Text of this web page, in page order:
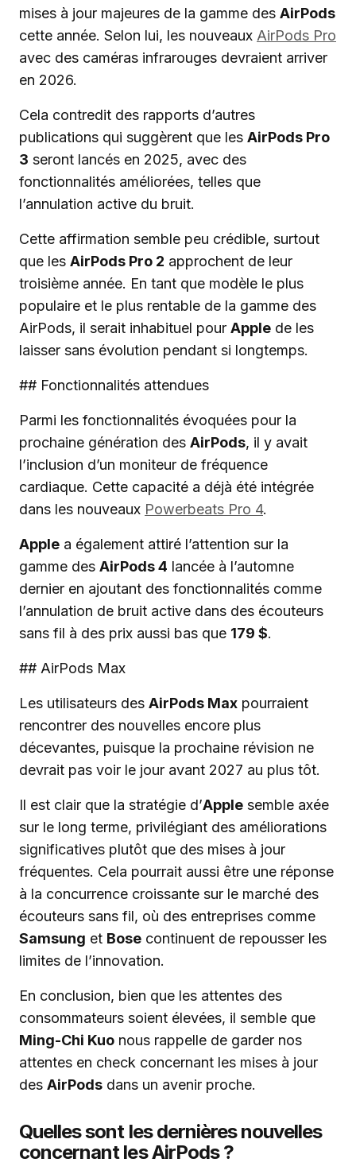
mises à jour majeures de la gamme des AirPods
cette année. Selon lui, les nouveaux AirPods Pro
avec des caméras infrarouges devraient arriver
en 2026.
Cela contredit des rapports d’autres
publications qui suggèrent que les AirPods Pro
3 seront lancés en 2025, avec des
fonctionnalités améliorées, telles que
l’annulation active du bruit.
Cette affirmation semble peu crédible, surtout
que les AirPods Pro 2 approchent de leur
troisième année. En tant que modèle le plus
populaire et le plus rentable de la gamme des
AirPods, il serait inhabituel pour Apple de les
laisser sans évolution pendant si longtemps.
## Fonctionnalités attendues
Parmi les fonctionnalités évoquées pour la
prochaine génération des AirPods, il y avait
l’inclusion d’un moniteur de fréquence
cardiaque. Cette capacité a déjà été intégrée
dans les nouveaux Powerbeats Pro 4.
Apple a également attiré l’attention sur la
gamme des AirPods 4 lancée à l’automne
dernier en ajoutant des fonctionnalités comme
l’annulation de bruit active dans des écouteurs
sans fil à des prix aussi bas que 179 $.
## AirPods Max
Les utilisateurs des AirPods Max pourraient
rencontrer des nouvelles encore plus
décevantes, puisque la prochaine révision ne
devrait pas voir le jour avant 2027 au plus tôt.
Il est clair que la stratégie d’Apple semble axée
sur le long terme, privilégiant des améliorations
significatives plutôt que des mises à jour
fréquentes. Cela pourrait aussi être une réponse
à la concurrence croissante sur le marché des
écouteurs sans fil, où des entreprises comme
Samsung et Bose continuent de repousser les
limites de l’innovation.
En conclusion, bien que les attentes des
consommateurs soient élevées, il semble que
Ming-Chi Kuo nous rappelle de garder nos
attentes en check concernant les mises à jour
des AirPods dans un avenir proche.
Quelles sont les dernières nouvelles
concernant les AirPods ?